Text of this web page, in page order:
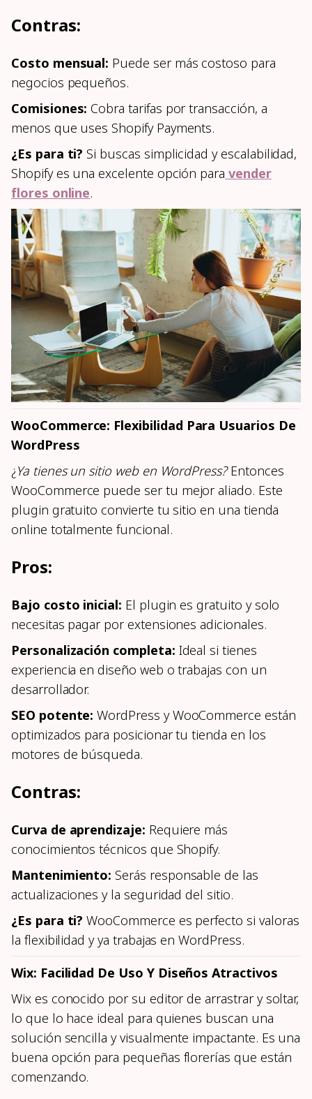
Contras:
Costo mensual: Puede ser más costoso para
negocios pequeños.
Comisiones: Cobra tarifas por transacción, a
menos que uses Shopify Payments.
¿Es para ti? Si buscas simplicidad y escalabilidad,
Shopify es una excelente opción para vender
flores online.
WooCommerce: Flexibilidad Para Usuarios De
WordPress
¿Ya tienes un sitio web en WordPress?Entonces
WooCommerce puede ser tu mejor aliado. Este
plugin gratuito convierte tu sitio en una tienda
online totalmente funcional.
Pros:
Bajo costo inicial: El plugin es gratuito y solo
necesitas pagar por extensiones adicionales.
Personalización completa: Ideal si tienes
experiencia en diseño web o trabajas con un
desarrollador.
SEO potente: WordPress y WooCommerce están
optimizados para posicionar tu tienda en los
motores de búsqueda.
Contras:
Curva de aprendizaje: Requiere más
conocimientos técnicos que Shopify.
Mantenimiento: Serás responsable de las
actualizaciones y la seguridad del sitio.
¿Es para ti? WooCommerce es perfecto si valoras
la flexibilidad y ya trabajas en WordPress.
Wix: Facilidad De Uso Y Diseños Atractivos
Wix es conocido por su editor de arrastrar y soltar,
lo que lo hace ideal para quienes buscan una
solución sencilla y visualmente impactante. Es una
buena opción para pequeñas florerías que están
comenzando.